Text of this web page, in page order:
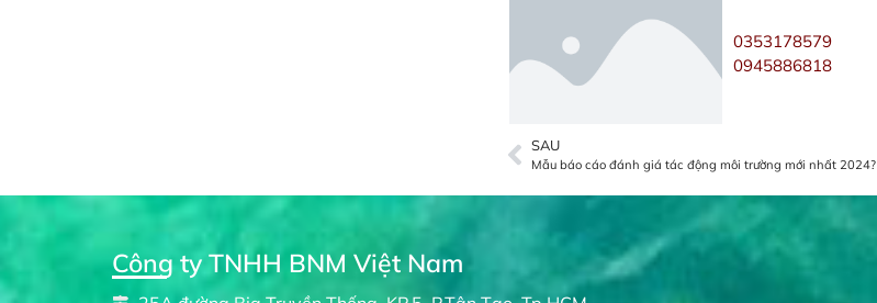
0353178579
0945886818
SAU
Mẫu báo cáo đánh giá tác động môi trường mới nhất 2024?
Công ty TNHH BNM Việt Nam